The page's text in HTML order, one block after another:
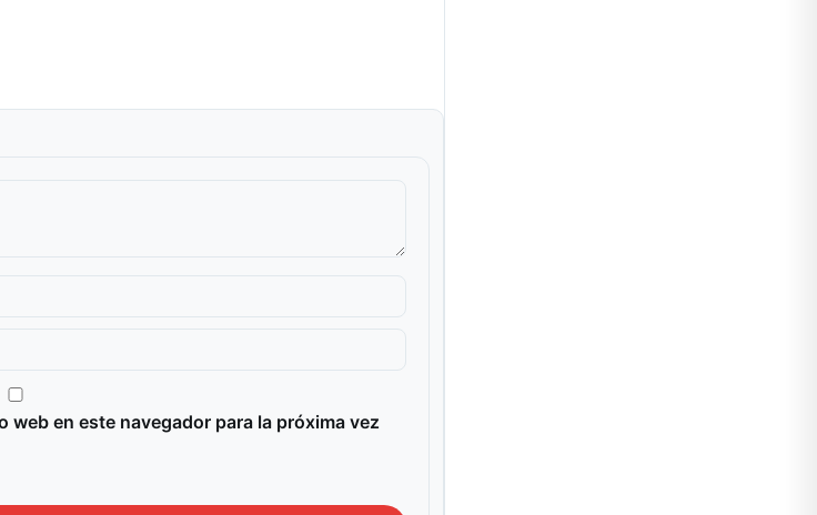
en este navegador para la próxima vez